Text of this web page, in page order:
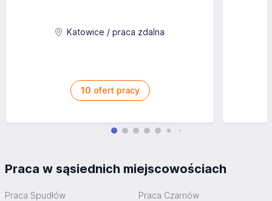
Katowice / praca zdalna
10 ofert pracy
Praca w sąsiednich miejscowościach
Praca Spudłów Praca Czarnów